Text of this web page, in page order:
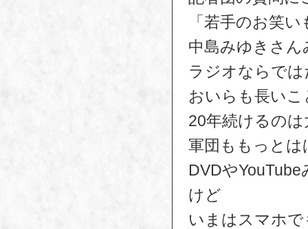
「若手のお笑
中島みゆきさ
ラジオならで
おいらも長い
20年続けるの
軍団ももっと
DVDや
けど
いまはスマホ